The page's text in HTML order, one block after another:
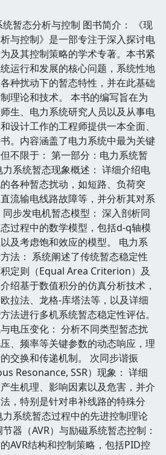
暂态分析与控制 图书简介： 《现
与控制》是一部专注于深入探讨电
及其控制策略的学术专著。本书紧
运行和发展的核心问题，系统性地
种扰动下的暂态特性，并在此基础
理论和技术。 本书的编写旨在为
生、电力系统研究人员以及从事电
设计工作的工程师提供一本全面、
。内容涵盖了电力系统中最为关键
不限于： 第一部分：电力系统暂
系统暂态现象概述： 详细介绍电
各种暂态扰动，如短路、负荷突
流输电线路故障等，并分析其对系
步发电机暂态模型： 深入剖析同
过程中的数学模型，包括d-q轴模
及考虑饱和效应的模型。 电力系
法： 系统阐述了传统暂态稳定性
定则（Equal Area Criterion）及
绍基于数值积分的仿真分析技术，
拉法、龙格-库塔法等，以及详细
法进行多机系统暂态稳定性评估。
电压变化： 分析不同类型暂态扰
、频率等关键参数的动态响应，理
交换和传递机制。 次同步谐振
Resonance, SSR）现象： 详细
生机理、影响因素以及危害，并介
，特别是针对串补线路的特殊分
系统暂态过程中的先进控制理论
器（AVR）与励磁系统暂态控制：
AVR结构和控制策略，包括PID控